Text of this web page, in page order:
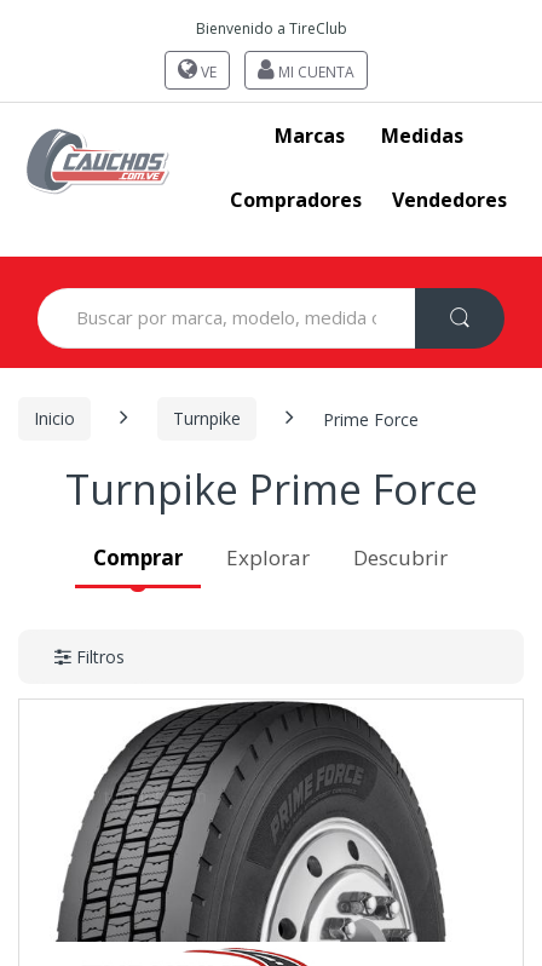
Bienvenido a TireClub
VE MI CUENTA
Marcas Medidas
Compradores Vendedores
Search
for:
Inicio Turnpike Prime Force
Turnpike Prime Force
Comprar Explorar Descubrir
Filtros